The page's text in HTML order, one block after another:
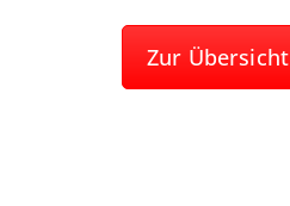
Zur Übersicht